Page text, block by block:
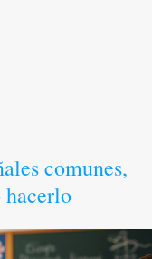
comunes,
hacerlo